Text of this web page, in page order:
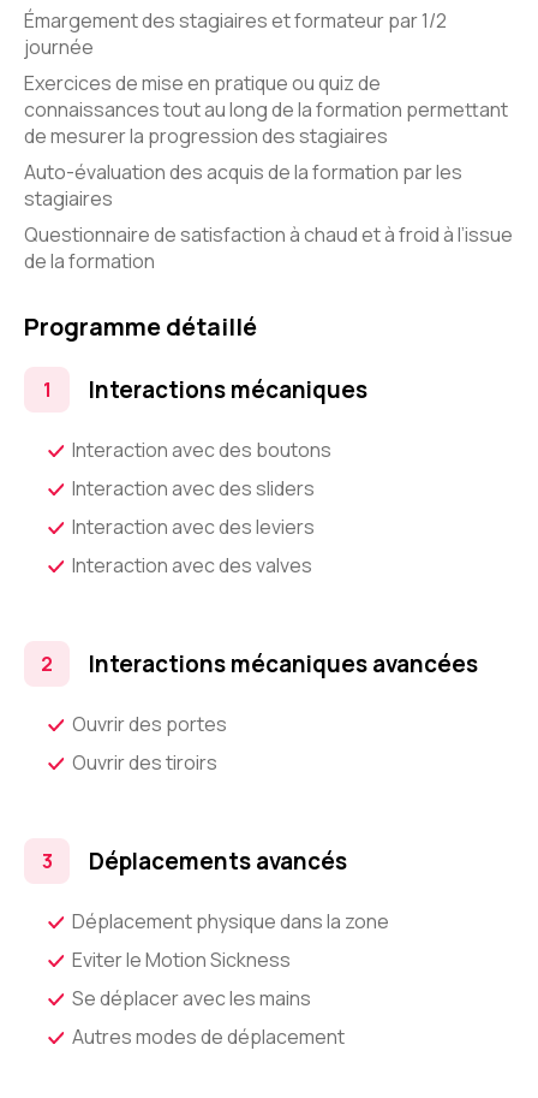
Émargement des stagiaires et formateur par 1/2
journée
Exercices de mise en pratique ou quiz de
connaissances tout au long de la formation permettant
de mesurer la progression des stagiaires
Auto-évaluation des acquis de la formation par les
stagiaires
Questionnaire de satisfaction à chaud et à froid à l’issue
de la formation
Programme détaillé
Interactions mécaniques
Interaction avec des boutons
Interaction avec des sliders
Interaction avec des leviers
Interaction avec des valves
Interactions mécaniques avancées
Ouvrir des portes
Ouvrir des tiroirs
Déplacements avancés
Déplacement physique dans la zone
Eviter le Motion Sickness
Se déplacer avec les mains
Autres modes de déplacement